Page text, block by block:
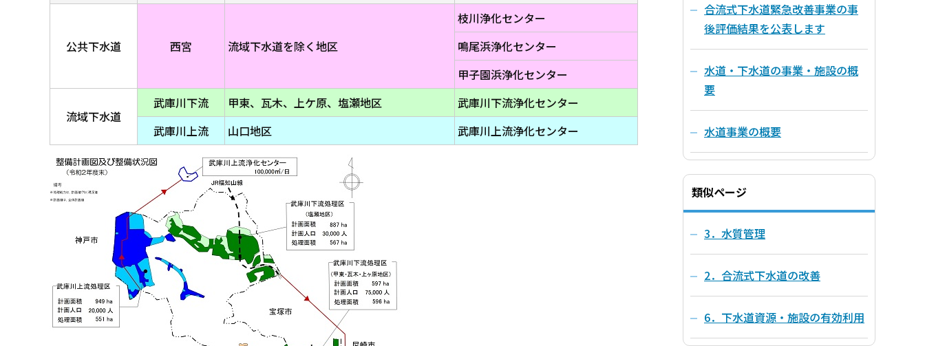
公共下水道 西宮 流域下水道を除く地区
枝川浄化センター
鳴尾浜浄化センター
甲子園浜浄化センター
流域下水道
武庫川下流 甲東、瓦木、上ケ原、塩瀬地区
武庫川下流浄化センター
武庫川上流
山口地区 武庫川上流浄化センター
合流式下水道緊急改善事業の事
後評価結果を公表します
水道・下水道の事業・施設の概
要
水道事業の概要
類似ページ
3．水質管理
2．合流式下水道の改善
6．下水道資源・施設の有効利用